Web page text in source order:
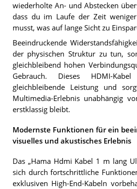
wiederholte An- und Abstecken
dass du im Laufe der Zeit weniger
musst, was auf lange Sicht zu
Beeindruckende
der physischen Struktur zu tun,
gleichbleibend hohen
Gebrauch. Dieses HDMI-
gleichbleibende Leistung und
Multimedia-Erlebnis unabhängig
erstklassig bleibt.
Modernste Funktionen für ein
visuelles und akustisches Erlebnis
Das „Hama Hdmi Kabel 1 m lang
sich durch fortschrittliche
exklusiven High-End-Kabeln